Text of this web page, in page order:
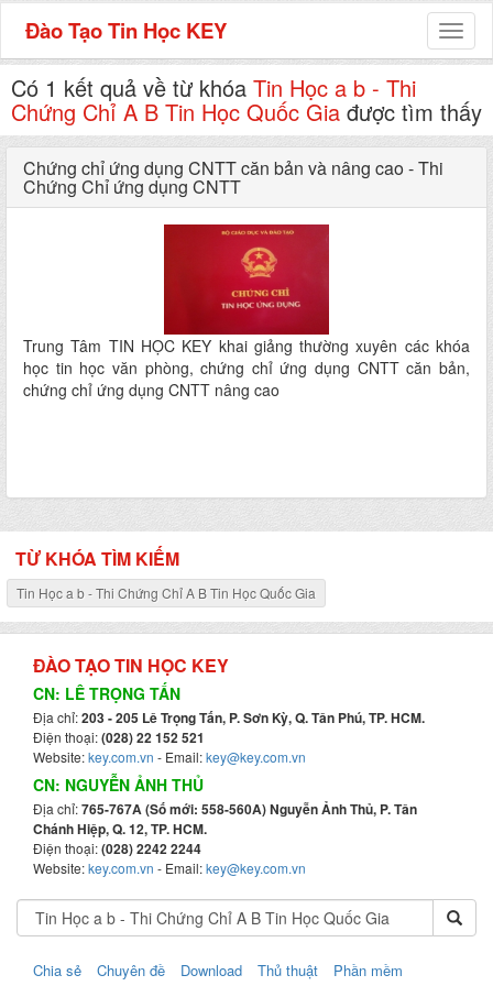
Đào Tạo Tin Học KEY
Có 1 kết quả về từ khóa Tin Học a b - Thi
Chứng Chỉ A B Tin Học Quốc Gia được tìm thấy
Chứng chỉ ứng dụng CNTT căn bản và nâng cao - Thi
Chứng Chỉ ứng dụng CNTT
Trung Tâm TIN HỌC KEY khai giảng thường xuyên các khóa
học tin học văn phòng, chứng chỉ ứng dụng CNTT căn bản,
chứng chỉ ứng dụng CNTT nâng cao
TỪ KHÓA TÌM KIẾM
Tin Học a b - Thi Chứng Chỉ A B Tin Học Quốc Gia
ĐÀO TẠO TIN HỌC KEY
CN: LÊ TRỌNG TẤN
Địa chỉ:203 - 205 Lê Trọng Tấn, P. Sơn Kỳ, Q. Tân Phú, TP. HCM.
Điện thoại:(028) 22 152 521
Website:key.com.vn - Email:key@key.com.vn
CN: NGUYỄN ẢNH THỦ
Địa chỉ:765-767A (Số mới: 558-560A) Nguyễn Ảnh Thủ, P. Tân
Chánh Hiệp, Q. 12, TP. HCM.
Điện thoại:(028) 2242 2244
Website:key.com.vn - Email:key@key.com.vn
Chia sẻ Chuyên đề Download Thủ thuật Phần mềm